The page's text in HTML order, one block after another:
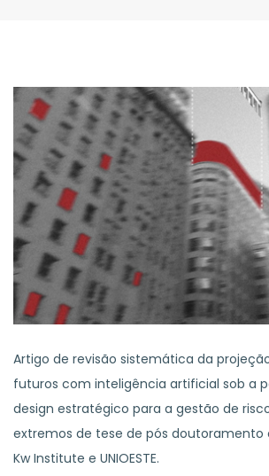
Artigo de revisão sistemática da
futuros com inteligência artificial sob a
design estratégico para a gestão de
extremos de tese de pós
Kw Institute e UNIOESTE.